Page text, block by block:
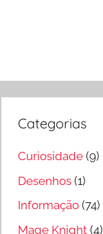
Categorias
Curiosidade (9)
Desenhos (1)
Informação (74)
Mage Knight (4)